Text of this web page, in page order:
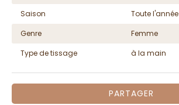
Saison
Toute l'année
Genre
Femme
Type de tissage
à la main
PARTAGER